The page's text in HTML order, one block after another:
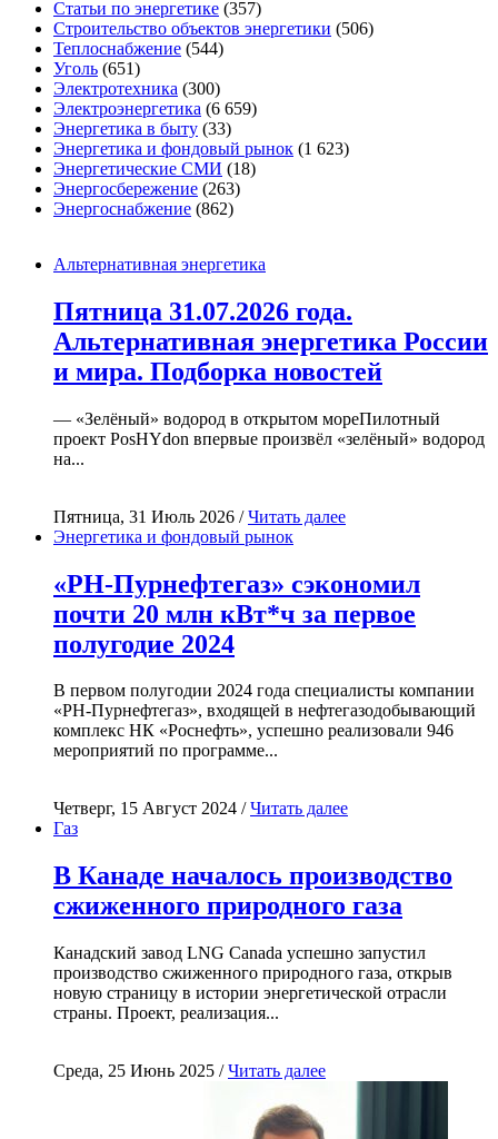
Статьи по энергетике (357)
Строительство объектов энергетики (506)
Теплоснабжение (544)
Уголь (651)
Электротехника (300)
Электроэнергетика (6 659)
Энергетика в быту (33)
Энергетика и фондовый рынок (1 623)
Энергетические СМИ (18)
Энергосбережение (263)
Энергоснабжение (862)
Альтернативная энергетика
Пятница 31.07.2026 года.
Альтернативная энергетика России
и мира. Подборка новостей
— «Зелёный» водород в открытом мореПилотный
проект PosHYdon впервые произвёл «зелёный» водород
на...
Пятница, 31 Июль 2026 /Читать далее
Энергетика и фондовый рынок
«РН-Пурнефтегаз» сэкономил
почти 20 млн кВт*ч за первое
полугодие 2024
В первом полугодии 2024 года специалисты компании
«РН-Пурнефтегаз», входящей в нефтегазодобывающий
комплекс НК «Роснефть», успешно реализовали 946
мероприятий по программе...
Четверг, 15 Август 2024 /Читать далее
Газ
В Канаде началось производство
сжиженного природного газа
Канадский завод LNG Canada успешно запустил
производство сжиженного природного газа, открыв
новую страницу в истории энергетической отрасли
страны. Проект, реализация...
Среда, 25 Июнь 2025 /Читать далее